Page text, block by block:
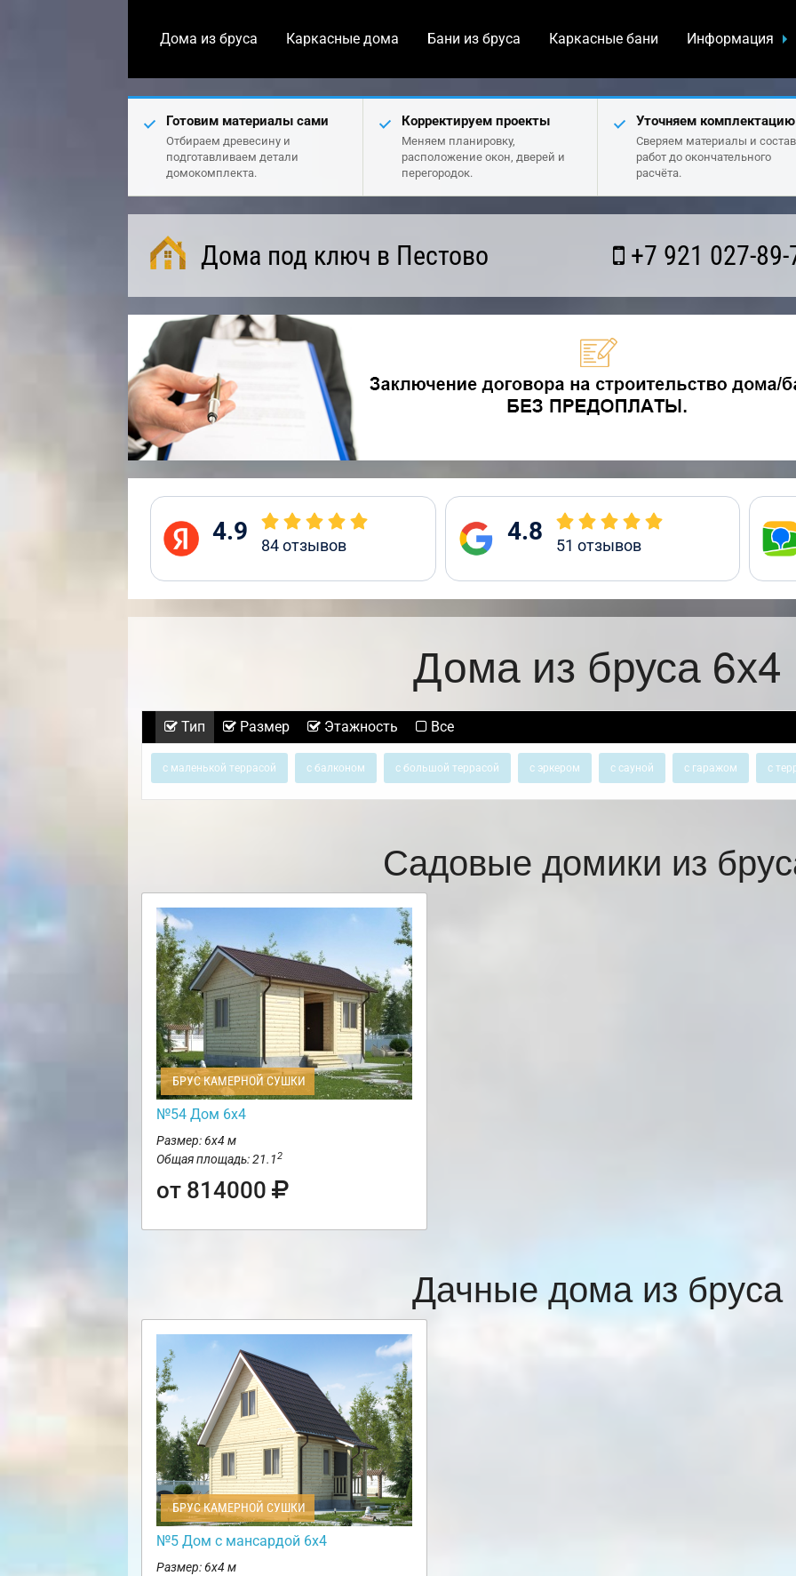
Дома из бруса Каркасные дома Бани из бруса Каркасные бани Информация
Готовим материалы сами
Отбираем древесину и
подготавливаем детали
домокомплекта.
Корректируем проекты
Меняем планировку,
расположение окон, дверей и
перегородок.
Уточняем комплектацию
Сверяем материалы и состав
работ до окончательного
расчёта.
Дома под ключ в Пестово +7 921 027-89-
4.9 84отзывов 4.8 51 отзывов
Дома из бруса 6х4
Тип Размер Этажность Все
с маленькой террасой с балконом с большой террасой с эркером с сауной с гаражом с
Садовые домики из
БРУС КАМЕРНОЙ СУШКИ
№54 Дом 6х4
Размер: 6х4 м
Общая площадь: 21.12
от 814000
Дачные дома из бруса
БРУС КАМЕРНОЙ СУШКИ
№5 Дом с мансардой 6х4
Размер: 6х4 м